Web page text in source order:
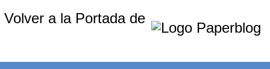
Volver a la Portada de